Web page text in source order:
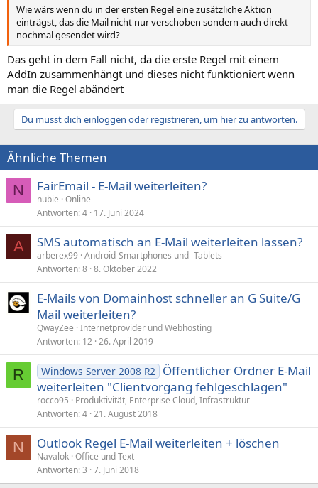
Wie wärs wenn du in der ersten Regel eine zusätzliche Aktion
einträgst, das die Mail nicht nur verschoben sondern auch direkt
nochmal gesendet wird?
Das geht in dem Fall nicht, da die erste Regel mit einem
AddIn zusammenhängt und dieses nicht funktioniert wenn
man die Regel abändert
Du musst dich einloggen oder registrieren, um hier zu antworten.
Ähnliche Themen
N FairEmail - E-Mail weiterleiten?
nubie Online
Antworten 4 17. Juni 2024
A SMS automatisch an E-Mail weiterleiten lassen?
arberex99 Android-Smartphones und -Tablets
Antworten 8 8. Oktober 2022
E-Mails von Domainhost schneller an G Suite/G
Mail weiterleiten?
QwayZee Internetprovider und Webhosting
Antworten 12 26. April 2019
R Windows Server 2008 R2
Öffentlicher Ordner E-Mail
weiterleiten "Clientvorgang fehlgeschlagen"
rocco95
Produktivität, Enterprise Cloud, Infrastruktur
Antworten 4 21. August 2018
N Outlook Regel E-Mail weiterleiten + löschen
Navalok Office und Text
Antworten 3 7. Juni 2018